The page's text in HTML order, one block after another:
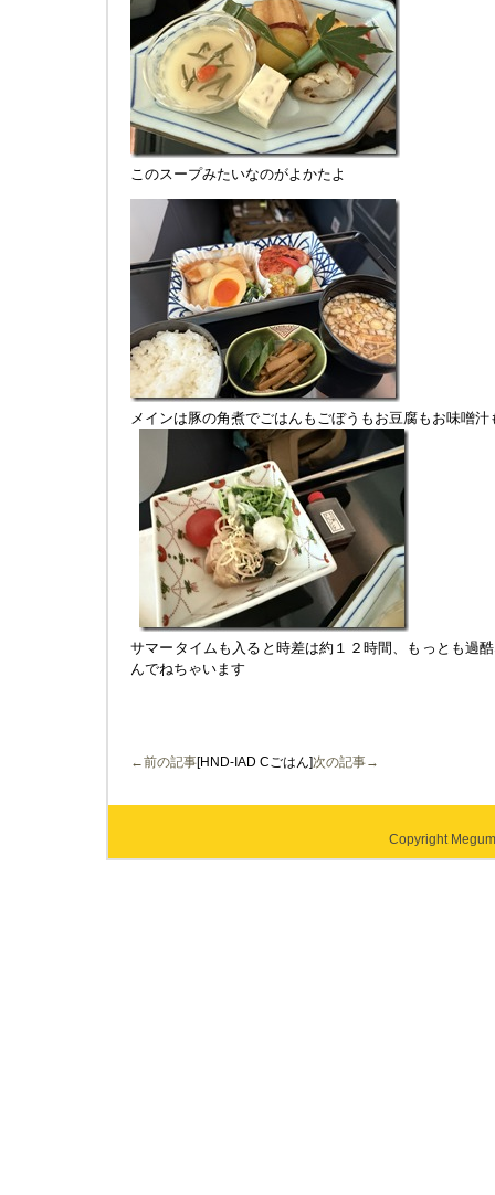
このスープみたいなのがよかたよ
メインは豚の角煮でごはんもごぼうもお豆腐もお味噌汁
サマータイムも入ると時差は約１２時間、もっとも過
んでねちゃいます
←前の記事[HND-IAD Cごはん]次の記事→
Copyright